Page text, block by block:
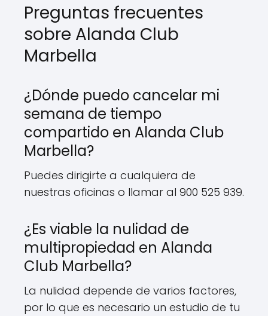
Preguntas frecuentes
sobre Alanda Club
Marbella
¿Dónde puedo cancelar mi
semana de tiempo
compartido en Alanda Club
Marbella?
Puedes dirigirte a cualquiera de
nuestras oficinas o llamar al 900 525 939.
¿Es viable la nulidad de
multipropiedad en Alanda
Club Marbella?
La nulidad depende de varios factores,
por lo que es necesario un estudio de tu